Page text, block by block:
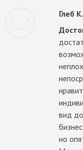
Глеб К.
вид
но